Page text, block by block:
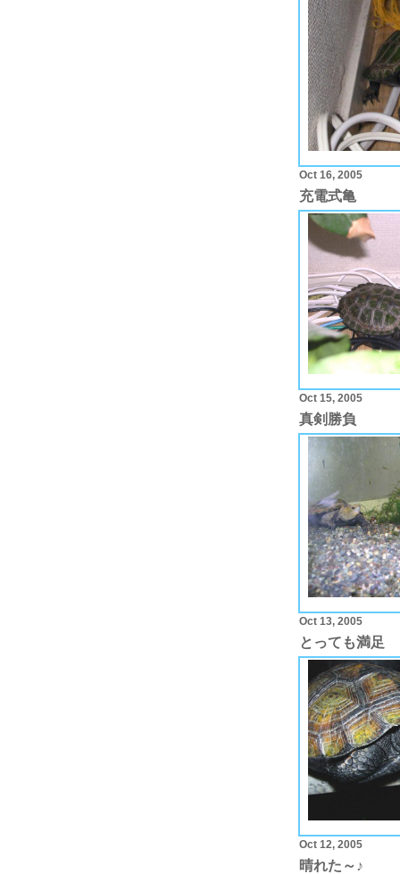
Oct 16, 2005
充電式亀
Oct 15, 2005
真剣勝負
Oct 13, 2005
とっても満足
Oct 12, 2005
晴れた～♪